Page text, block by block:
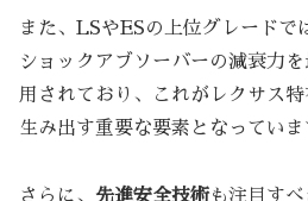
また、LSやESの上位グレードで
ショックアブソーバーの減衰力
用されており、これがレクサス
生み出す重要な要素となっていま
さらに、 先進安全技術も注目す